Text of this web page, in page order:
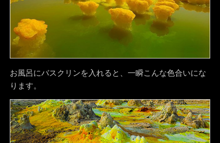
お風呂にバスクリンを入れると、一瞬こんな色合いにな
ります。